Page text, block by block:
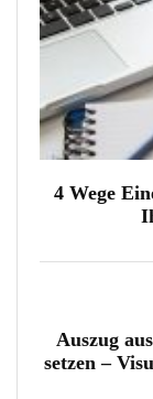
4 Wege
Auszug
setzen –